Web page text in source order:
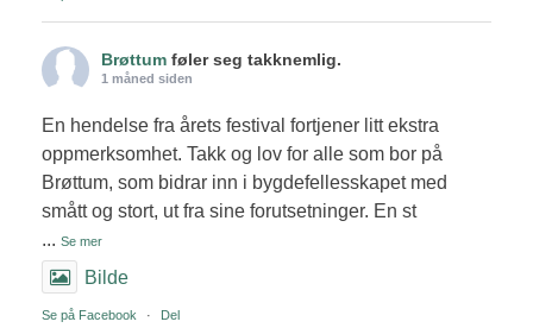
Brøttum føler seg takknemlig.
1 måned siden
En hendelse fra årets festival fortjener litt ekstra
oppmerksomhet. Takk og lov for alle som bor på
Brøttum, som bidrar inn i bygdefellesskapet med
smått og stort, ut fra sine forutsetninger. En st
... Se mer
Bilde
Se på Facebook · Del